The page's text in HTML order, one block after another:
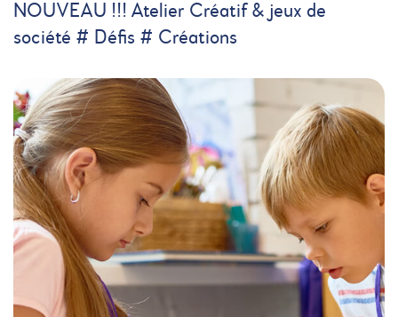
NOUVEAU !!! Atelier Créatif & jeux de
société # Défis # Créations